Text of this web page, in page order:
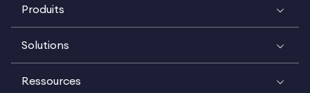
Produits
Solutions
Ressources